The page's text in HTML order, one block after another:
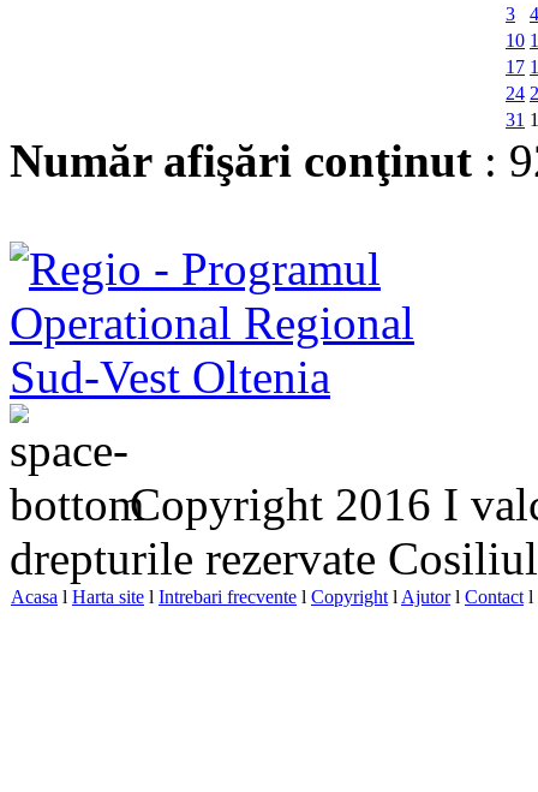
3
4
10
17
24
31 1
Număr afişări conţinut :
Copyright 2016 I
drepturile rezervate
Acasa l Harta site l Intrebari frecvente l Copyright l Ajutorl Contact l